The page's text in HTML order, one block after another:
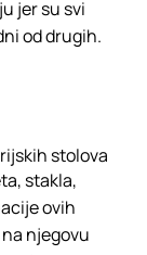
jer su svi
od drugih.
stolova
stakla,
ovih
njegovu